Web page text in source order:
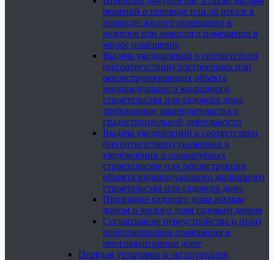
решений о переводе или об отказе в
переводе жилого помещения в
нежилое или нежилого помещения в
жилое помещение
Выдача уведомлений о соответствии
(несоответствии) построенных или
реконструированных объекта
индивидуального жилищного
строительства или садового дома
требованиям законодательства о
градостроительной деятельности
Выдача уведомлений о соответствии
(несоответствии) указанных в
уведомлении о планируемых
строительстве или реконструкции
объекта индивидуального жилищного
строительства или садового дома
Признание садового дома жилым
домом и жилого дома садовым домом
Согласование переустройства и (или)
перепланировки помещения в
многоквартирном доме
Порядок установки и эксплуатации